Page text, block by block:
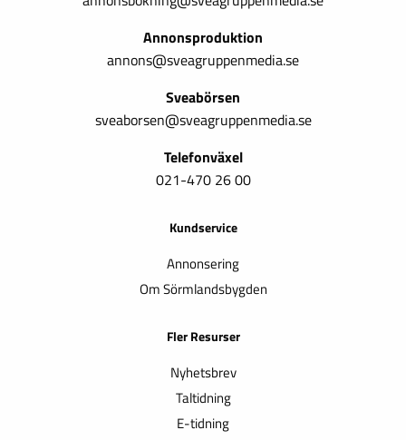
Annonsproduktion
annons@sveagruppenmedia.se
Sveabörsen
sveaborsen@sveagruppenmedia.se
Telefonväxel
021-470 26 00
Kundservice
Annonsering
Om Sörmlandsbygden
Fler Resurser
Nyhetsbrev
Taltidning
E-tidning